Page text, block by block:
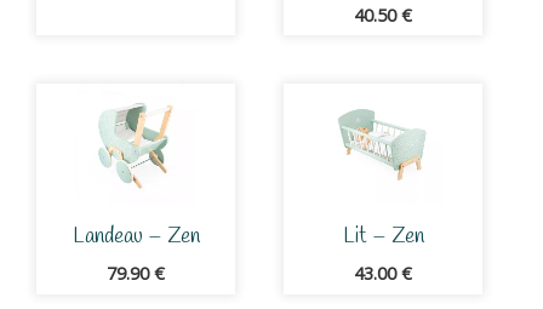
40.50€
Landeau – Zen
79.90€
Lit – Zen
43.00€